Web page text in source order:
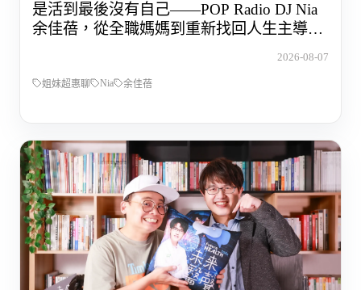
是活到最後沒有自己——POP Radio DJ Nia
余佳蓓，從全職媽媽到重新找回人生主導權
2026-08-07
姐妹超惠聊 Nia 余佳蓓